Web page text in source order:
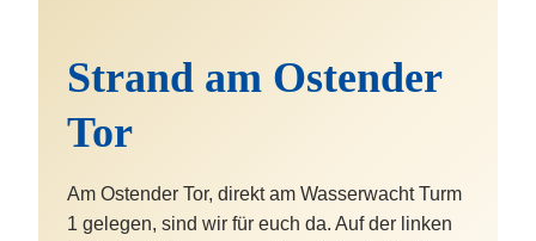
Strand am Ostender
Tor
Am Ostender Tor, direkt am Wasserwacht Turm
1 gelegen, sind wir für euch da. Auf der linken